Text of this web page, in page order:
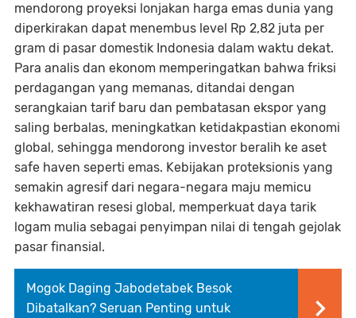
mendorong proyeksi lonjakan harga emas dunia yang
diperkirakan dapat menembus level Rp 2,82 juta per
gram di pasar domestik Indonesia dalam waktu dekat.
Para analis dan ekonom memperingatkan bahwa friksi
perdagangan yang memanas, ditandai dengan
serangkaian tarif baru dan pembatasan ekspor yang
saling berbalas, meningkatkan ketidakpastian ekonomi
global, sehingga mendorong investor beralih ke aset
safe haven seperti emas. Kebijakan proteksionis yang
semakin agresif dari negara-negara maju memicu
kekhawatiran resesi global, memperkuat daya tarik
logam mulia sebagai penyimpan nilai di tengah gejolak
pasar finansial.
Mogok Daging Jabodetabek Besok
Dibatalkan? Seruan Penting untuk